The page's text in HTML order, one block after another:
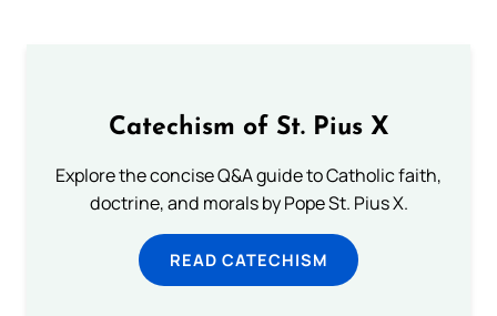
Catechism of St. Pius X
Explore the concise Q&A guide to Catholic faith,
doctrine, and morals by Pope St. Pius X.
READ CATECHISM